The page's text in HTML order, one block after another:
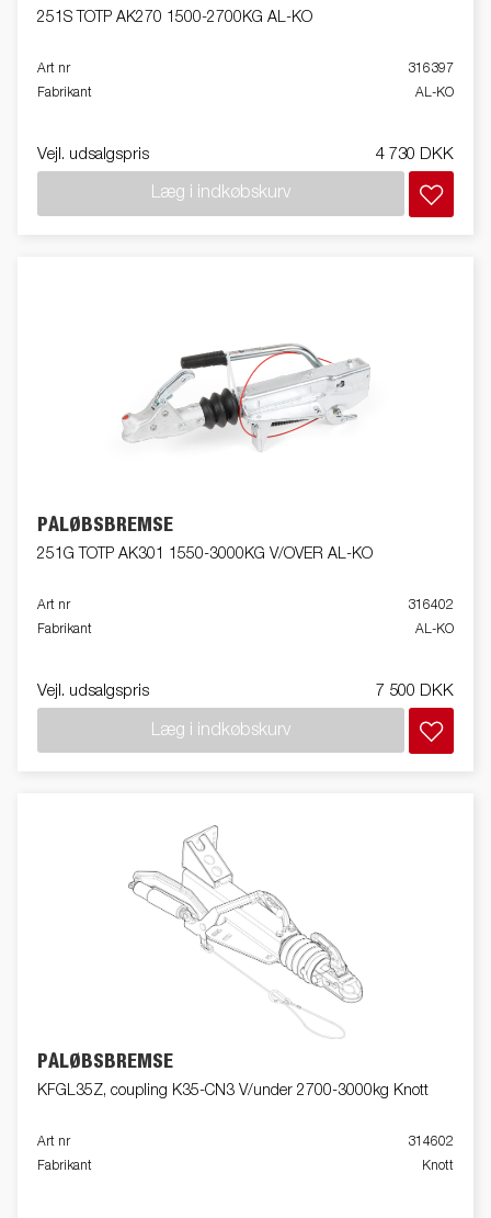
251S TOTP AK270 1500-2700KG AL-KO
Art nr
316397
Fabrikant
AL-KO
Vejl. udsalgspris 4 730 DKK
Læg i indkøbskurv
PÅLØBSBREMSE
251G TOTP AK301 1550-3000KG V/OVER AL-KO
Art nr
316402
Fabrikant
AL-KO
Vejl. udsalgspris 7 500 DKK
Læg i indkøbskurv
PÅLØBSBREMSE
KFGL35Z, coupling K35-CN3 V/under 2700-3000kg Knott
Art nr
314602
Fabrikant
Knott